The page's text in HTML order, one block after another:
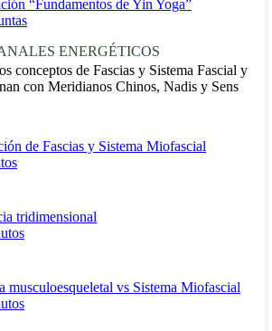
“Fundamentos de Yin Yoga”
ENERGÉTICOS
conceptos de Fascias y Sistema Fascial y
con Meridianos Chinos, Nadis y Sens
de Fascias y Sistema Miofascial
tridimensional
musculoesqueletal vs Sistema Miofascial